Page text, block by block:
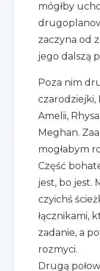
mógłby
zaczyna od
jego dalszą
Poza nim
czarodziejki,
Amelii,
Meghan.
mogłabym
Część
jest, bo jest.
czyichś
łącznikami,
zadanie, a
rozmyci.
Drugą